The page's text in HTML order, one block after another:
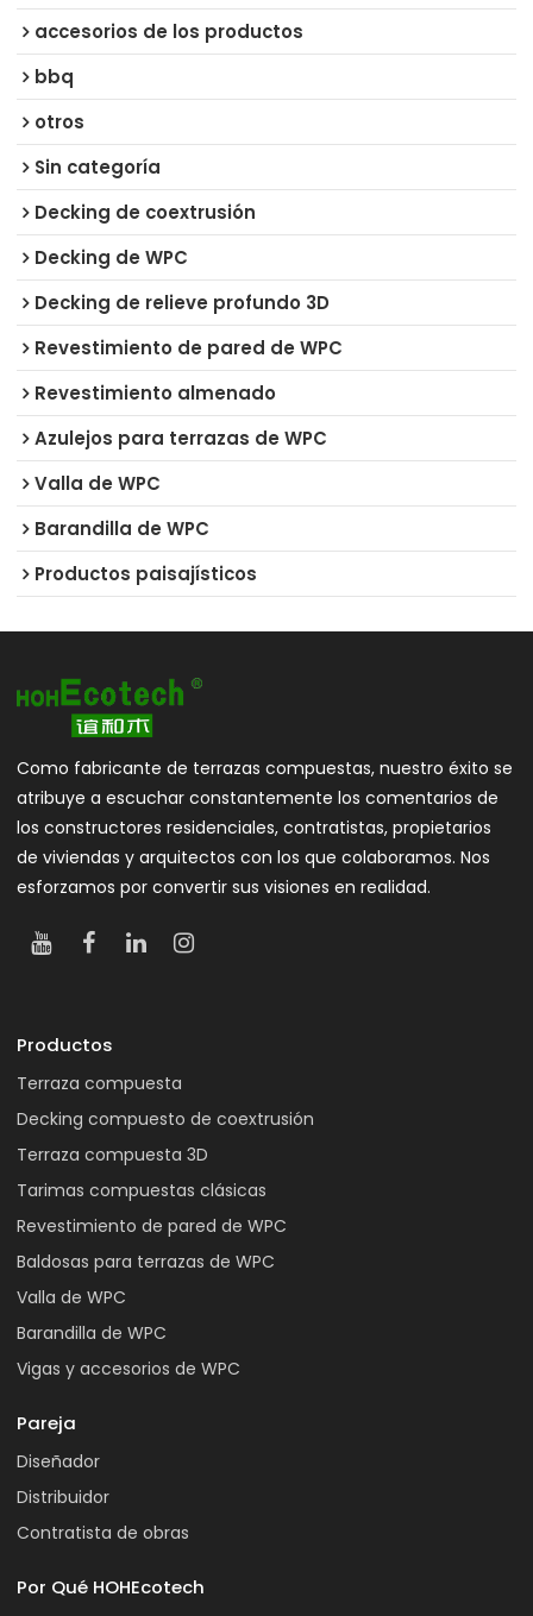
accesorios de los productos
bbq
otros
Sin categoría
Decking de coextrusión
Decking de WPC
Decking de relieve profundo 3D
Revestimiento de pared de WPC
Revestimiento almenado
Azulejos para terrazas de WPC
Valla de WPC
Barandilla de WPC
Productos paisajísticos
Como fabricante de terrazas compuestas, nuestro éxito se
atribuye a escuchar constantemente los comentarios de
los constructores residenciales, contratistas, propietarios
de viviendas y arquitectos con los que colaboramos. Nos
esforzamos por convertir sus visiones en realidad.
Productos
Terraza compuesta
Decking compuesto de coextrusión
Terraza compuesta 3D
Tarimas compuestas clásicas
Revestimiento de pared de WPC
Baldosas para terrazas de WPC
Valla de WPC
Barandilla de WPC
Vigas y accesorios de WPC
Pareja
Diseñador
Distribuidor
Contratista de obras
Por Qué HOHEcotech